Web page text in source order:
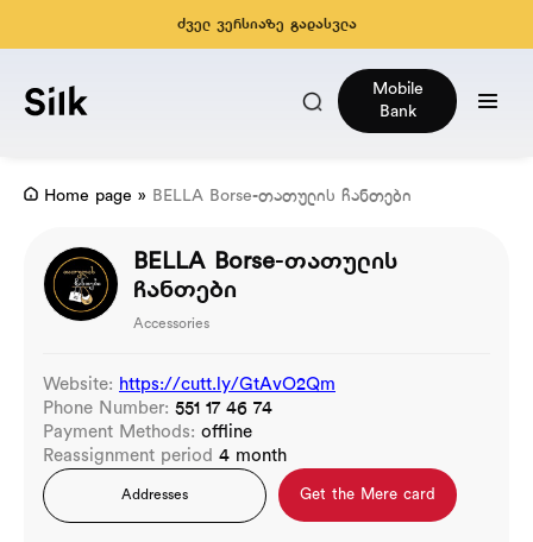
ძველ ვერსიაზე გადასვლა
Mobile
Bank
Home page » BELLA Borse-თათულის ჩანთები
BELLA Borse-თათულის
ჩანთები
Accessories
Website: https://cutt.ly/GtAvO2Qm
Phone Number: 551 17 46 74
Payment Methods: offline
Reassignment period 4 month
Addresses Get the Mere card